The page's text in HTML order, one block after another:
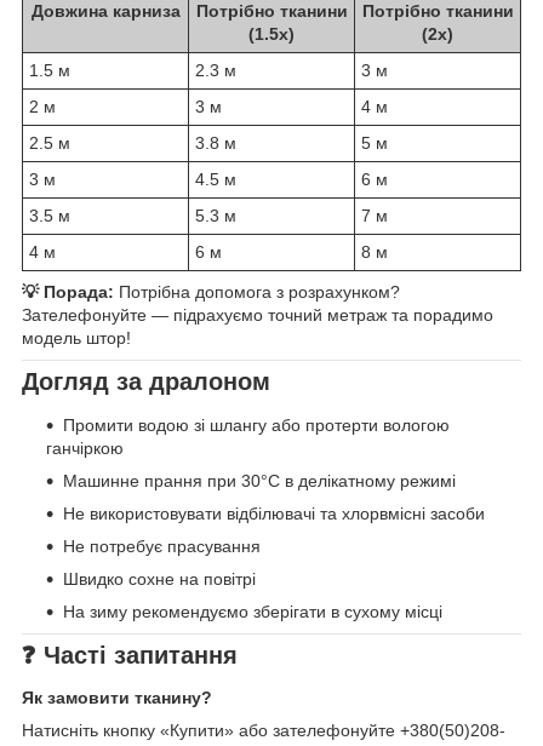
Довжина карниза
Потрібно тканини
(1.5x)
Потрібно тканини
(2x)
1.5 м
2.3 м
3 м
2 м
3 м
4 м
2.5 м
3.8 м
5 м
3 м
4.5 м
6 м
3.5 м
5.3 м
7 м
4 м
6 м 8 м
💡 Порада: Потрібна допомога з розрахунком?
Зателефонуйте — підрахуємо точний метраж та порадимо
модель штор!
Догляд за дралоном
Промити водою зі шлангу або протерти вологою
ганчіркою
Машинне прання при 30°C в делікатному режимі
Не використовувати відбілювачі та хлорвмісні засоби
Не потребує прасування
Швидко сохне на повітрі
На зиму рекомендуємо зберігати в сухому місці
❓ Часті запитання
Як замовити тканину?
Натисніть кнопку «Купити» або зателефонуйте +380(50)208-